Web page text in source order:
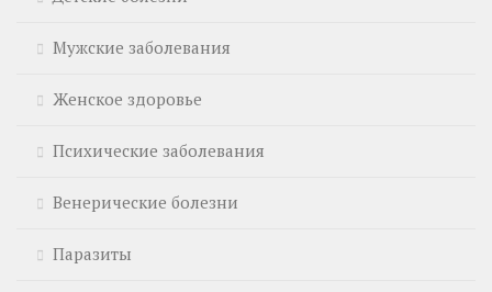
Мужские заболевания
Женское здоровье
Психические заболевания
Венерические болезни
Паразиты